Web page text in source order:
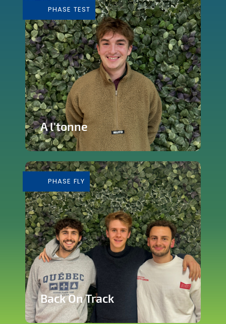
En savoir plus
PHASE TEST
A l'tonne
cœur de Silly
En savoir plus
PHASE FLY
Back On Track